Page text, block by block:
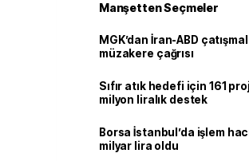
Manşetten Seçmeler
MGK’dan İran-ABD
müzakere çağrısı
Sıfır atık hedefi için 161
milyon liralık destek
Borsa İstanbul’da işlem
milyar lira oldu